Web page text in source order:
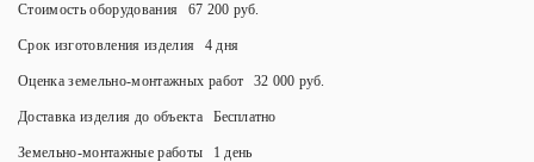
Стоимость оборудования 67 200 руб.
Срок изготовления изделия 4 дня
Оценка земельно-монтажных работ 32 000 руб.
Доставка изделия до объекта Бесплатно
Земельно-монтажные работы 1 день